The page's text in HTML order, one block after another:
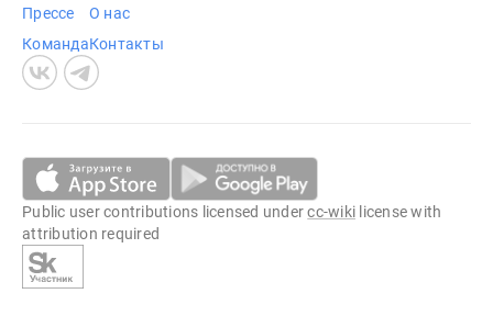
Прессе
Команда
О нас
Контакты
Public user contributions licensed undercc-wiki license with
attribution required